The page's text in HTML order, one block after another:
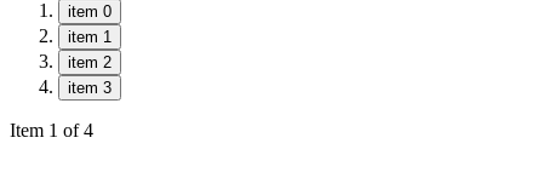
item 0
item 1
item 2
item 3
Item 1 of 4